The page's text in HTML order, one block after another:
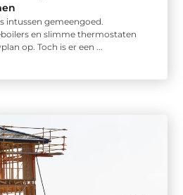
intussen gemeengoed.
en slimme thermostaten
op. Toch is er een ...